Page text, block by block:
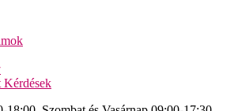
(ingyenes)
gyermekrésszel (ingyenes napozóágyak
strandtörölközők kaució ellenében)
Kérdések